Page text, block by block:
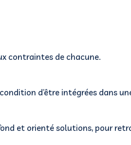
contraintes de chacune.
d’être intégrées dans
et orienté solutions, pour